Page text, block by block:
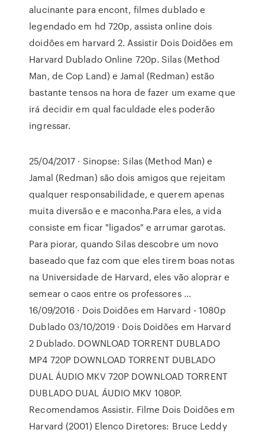
alucinante para encont, filmes dublado e
legendado em hd 720p, assista online dois
doidões em harvard 2. Assistir Dois Doidões em
Harvard Dublado Online 720p. Silas (Method
Man, de Cop Land) e Jamal (Redman) estão
bastante tensos na hora de fazer um exame que
irá decidir em qual faculdade eles poderão
ingressar.
25/04/2017 · Sinopse: Silas (Method Man) e
Jamal (Redman) são dois amigos que rejeitam
qualquer responsabilidade, e querem apenas
muita diversão e e maconha.Para eles, a vida
consiste em ficar "ligados" e arrumar garotas.
Para piorar, quando Silas descobre um novo
baseado que faz com que eles tirem boas notas
na Universidade de Harvard, eles vão aloprar e
semear o caos entre os professores …
16/09/2016 · Dois Doidões em Harvard - 1080p
Dublado 03/10/2019 · Dois Doidões em Harvard
2 Dublado. DOWNLOAD TORRENT DUBLADO
MP4 720P DOWNLOAD TORRENT DUBLADO
DUAL ÁUDIO MKV 720P DOWNLOAD TORRENT
DUBLADO DUAL ÁUDIO MKV 1080P.
Recomendamos Assistir. Filme Dois Doidões em
Harvard (2001) Elenco Diretores: Bruce Leddy